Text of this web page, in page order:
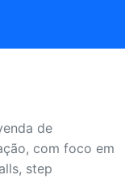
de
com foco em
step